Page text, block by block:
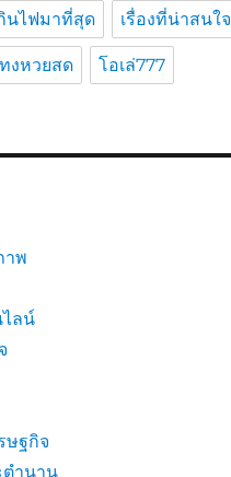
นไฟมาที่สุด เรื่องที่น่าสนใจ
งหวยสด โอเล่777
าพ
ลน์
ษฐกิจ
ำนาน